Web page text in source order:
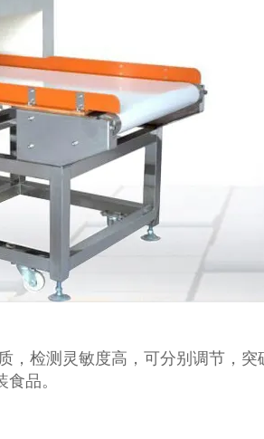
检测灵敏度高，可分别调节，突
品。